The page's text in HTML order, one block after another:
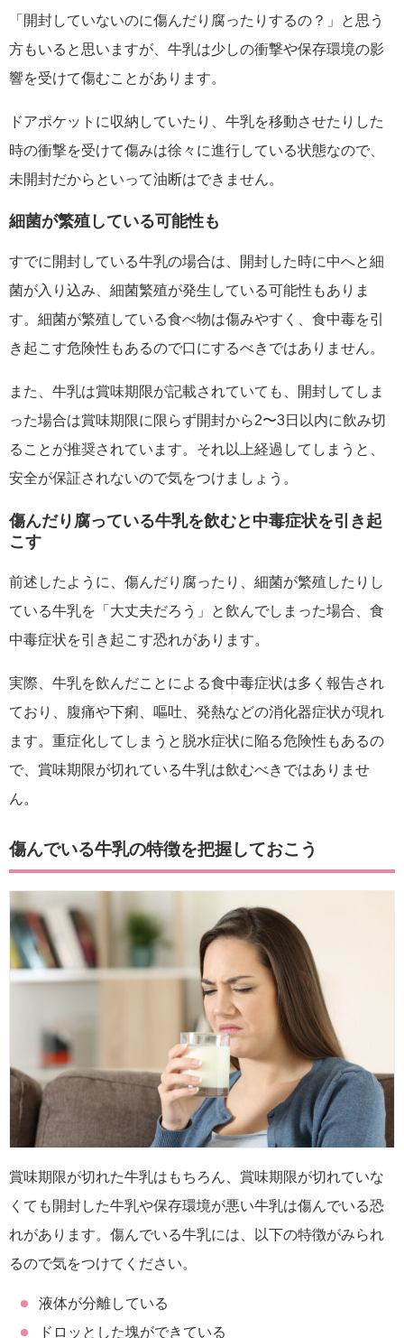
「開封していないのに傷んだり腐ったりするの？」と思う
方もいると思いますが、牛乳は少しの衝撃や保存環境の影
響を受けて傷むことがあります。
ドアポケットに収納していたり、牛乳を移動させたりした
時の衝撃を受けて傷みは徐々に進行している状態なので、
未開封だからといって油断はできません。
細菌が繁殖している可能性も
すでに開封している牛乳の場合は、開封した時に中へと細
菌が入り込み、細菌繁殖が発生している可能性もありま
す。細菌が繁殖している食べ物は傷みやすく、食中毒を引
き起こす危険性もあるので口にするべきではありません。
また、牛乳は賞味期限が記載されていても、開封してしま
った場合は賞味期限に限らず開封から2〜3日以内に飲み切
ることが推奨されています。それ以上経過してしまうと、
安全が保証されないので気をつけましょう。
傷んだり腐っている牛乳を飲むと中毒症状を引き起
こす
前述したように、傷んだり腐ったり、細菌が繁殖したりし
ている牛乳を「大丈夫だろう」と飲んでしまった場合、食
中毒症状を引き起こす恐れがあります。
実際、牛乳を飲んだことによる食中毒症状は多く報告され
ており、腹痛や下痢、嘔吐、発熱などの消化器症状が現れ
ます。重症化してしまうと脱水症状に陥る危険性もあるの
で、賞味期限が切れている牛乳は飲むべきではありませ
ん。
傷んでいる牛乳の特徴を把握しておこう
賞味期限が切れた牛乳はもちろん、賞味期限が切れていな
くても開封した牛乳や保存環境が悪い牛乳は傷んでいる恐
れがあります。傷んでいる牛乳には、以下の特徴がみられ
るので気をつけてください。
液体が分離している
ドロッとした塊ができている